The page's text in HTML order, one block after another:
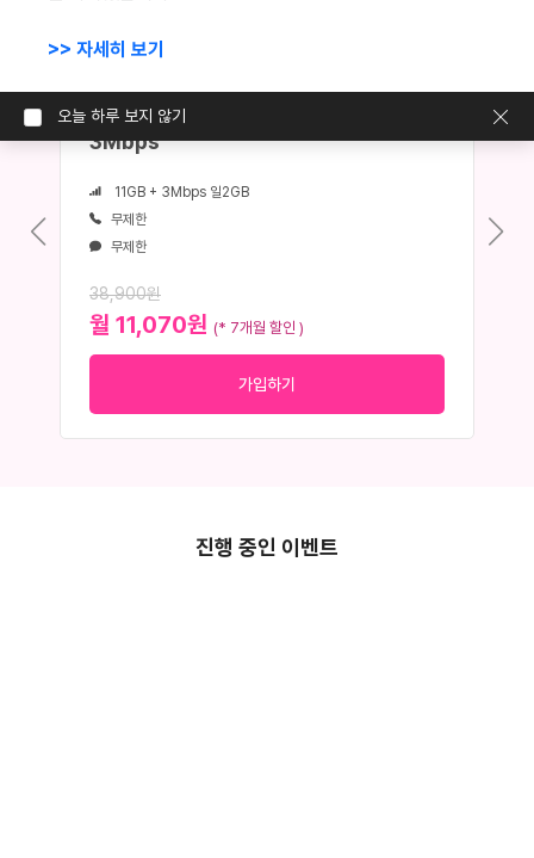
마블링알뜰폰의
마블링 프라임 11GB + 매일 2GB +
3Mbps
11GB + 3Mbps 일2GB
무제한
무제한
38,900원
월 11,070원 (* 7개월 할인 )
가입하기
진행 중인 이벤트
>> 자세히 보기
오늘 하루 보지 않기